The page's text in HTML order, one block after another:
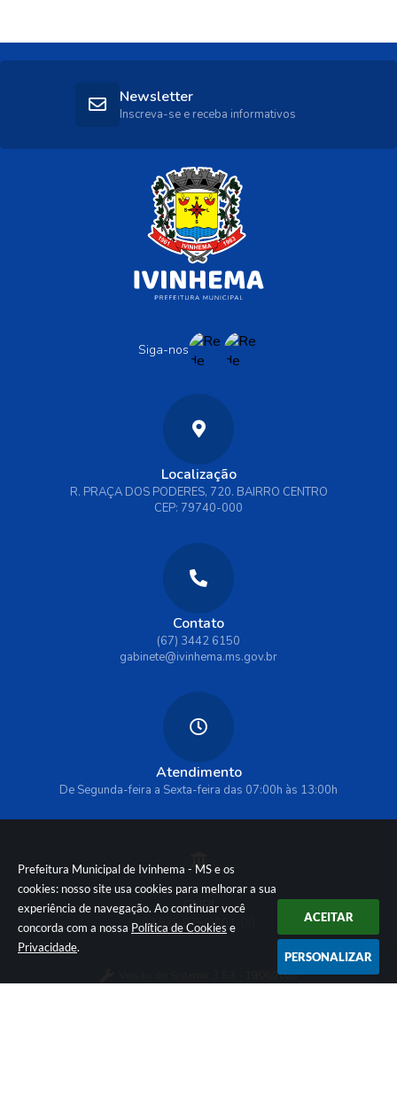
Prefeitura Municipal de Ivinhema - MS e os
cookies: nosso site usa cookies para melhorar a sua
experiência de navegação. Ao continuar você
concorda com a nossa Política de Cookies e
Privacidade.
ACEITAR
PERSONALIZAR
Siga-nos
Localização
R. PRAÇA DOS PODERES, 720. BAIRRO CENTRO
CEP: 79740-000
Contato
(67) 3442 6150
gabinete@ivinhema.ms.gov.br
Atendimento
De Segunda-feira a Sexta-feira das 07:00h às 13:00h
CNPJ
03.575.875/0001-00
Newsletter
Inscreva-se e receba informativos
3.5.3 - 19/06/2026